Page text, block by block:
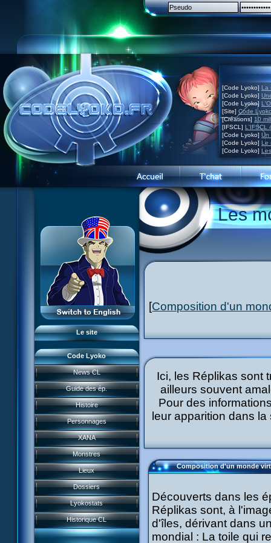
[Code Lyoko] La
[Code Lyoko]
[Code Lyoko]
[Site] Code
[Créations] 10
[IFSCL] L'IFSCL
[Code Lyoko] Un
[Code Lyoko] Le
[Code Lyoko]
Le site
Visite guidée
Inscription
Contact
Concours
L'équipe
LyokoRéseau
Professionnels
Code Lyoko
News CL
Guide des ép.
Histoire
Personnages
XANA
Monstres
Lieux
Dossiers
Lyokostats
Historique CL
News CL
Guide des ép.
Histoire
Personnages
Acteurs
XANA
Monstres
Lieux
Dossiers
Lyokostats
Garage Kids
Bande dessinée
CL Chronicles
Évènements CL
Musiques
Vidéos
Renders & images HD
Jeu FR3
Les
[Composition d'un
Ici, les Réplikas sont
ailleurs souvent
Pour des
leur apparition dans
Composition d'un monde
Découverts dans les
Réplikas sont, à
d'îles, dérivant dans
mondial : La toile qui